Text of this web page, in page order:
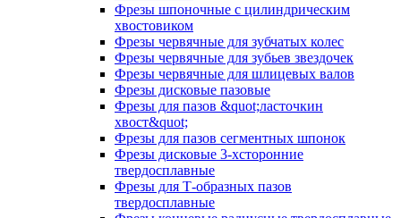
Фрезы шпоночные с цилиндрическим
хвостовиком
Фрезы червячные для зубчатых колес
Фрезы червячные для зубьев звездочек
Фрезы червячные для шлицевых валов
Фрезы дисковые пазовые
Фрезы для пазов &quot;ласточкин
хвост&quot;
Фрезы для пазов сегментных шпонок
Фрезы дисковые 3-хсторонние
твердосплавные
Фрезы для Т-образных пазов
твердосплавные